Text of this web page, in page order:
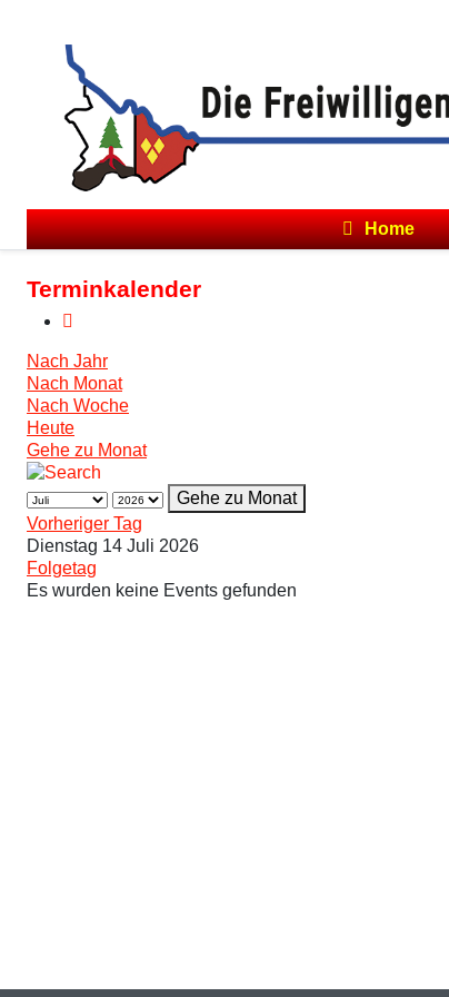
Home
Terminkalender
Nach Jahr
Nach Monat
Nach Woche
Heute
Gehe zu Monat
Gehe zu Monat
Vorheriger Tag
Dienstag 14 Juli 2026
Folgetag
Es wurden keine Events gefunden